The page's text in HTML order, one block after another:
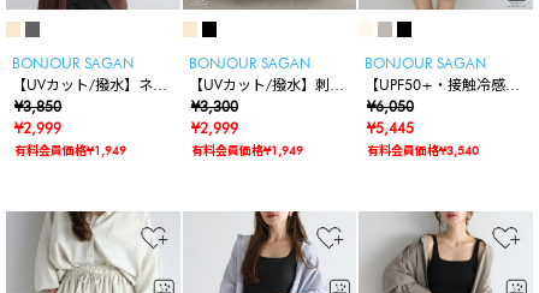
BONJOUR SAGAN
【UVカット/撥水】ネッ
クカバー付きワイドリム
ハット
¥3,850
¥2,999
有料会員価格¥1,949
BONJOUR SAGAN
【UVカット/撥水】刺繍
ロゴキャップ
¥3,300
¥2,999
有料会員価格¥1,949
BONJOUR SAGAN
【UPF50+・接触冷感・
撥水】【水陸両用】ティ
アードラッシュガードパ
ーカー
¥6,050
¥5,445
有料会員価格¥3,540